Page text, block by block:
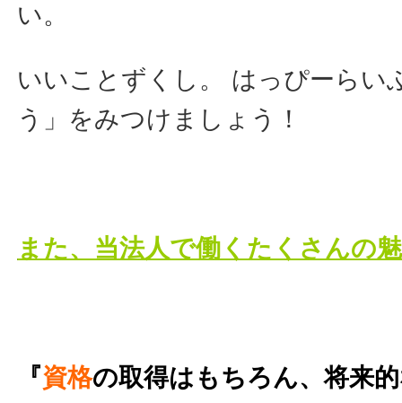
い。
いいことずくし。 はっぴーらい
う」をみつけましょう！
また、当法人で働くたくさんの
『資格の取得はもちろん、将来